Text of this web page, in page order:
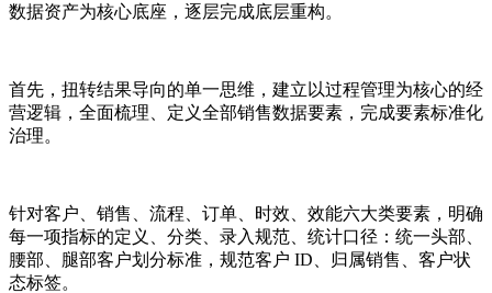
数据资产为核心底座，逐层完成底层重构。
首先，扭转结果导向的单一思维，建立以过程管理为核心的经
营逻辑，全面梳理、定义全部销售数据要素，完成要素标准化
治理。
针对客户、销售、流程、订单、时效、效能六大类要素，明确
每一项指标的定义、分类、录入规范、统计口径：统一头部、
腰部、腿部客户划分标准，规范客户 ID、归属销售、客户状
态标签。